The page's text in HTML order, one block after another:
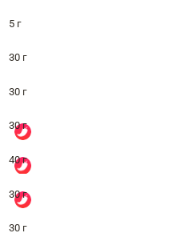
5 г
30 г
30 г
30 г
40 г
30 г
30 г